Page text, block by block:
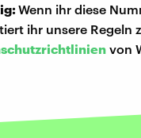
Wenn ihr diese
ihr unsere Regeln
von